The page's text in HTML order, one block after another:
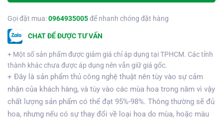
Gọi đặt mua:0964935005để nhanh chóng đặt hàng
CHAT ĐỂ ĐƯỢC TƯ VẤN
+ Một số sản phẩm được giảm giá chỉ áp dụng tại TPHCM. Các tỉnh
thành khác chưa được áp dụng nên vẫn giữ giá gốc.
+ Đây là sản phẩm thủ công nghệ thuật nên tùy vào sự cảm
nhận của khách hàng, và tùy vào các mùa hoa trong năm vì vậy
chất lượng sản phẩm có thể đạt 95%-98%. Thông thường sẽ đủ
hoa, nhưng nếu có sự thay đổi về loại hoa do mùa, hoặc màu